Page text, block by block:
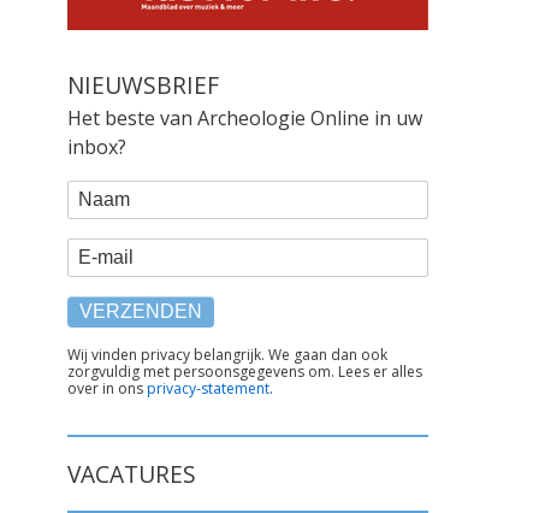
NIEUWSBRIEF
Het beste van Archeologie Online in uw
inbox?
WEBFORM
Naam
E-mail
TEKST
ONDER
FORMULIER
Wij vinden privacy belangrijk. We gaan dan ook
zorgvuldig met persoonsgegevens om. Lees er alles
over in onsprivacy-statement.
VACATURES